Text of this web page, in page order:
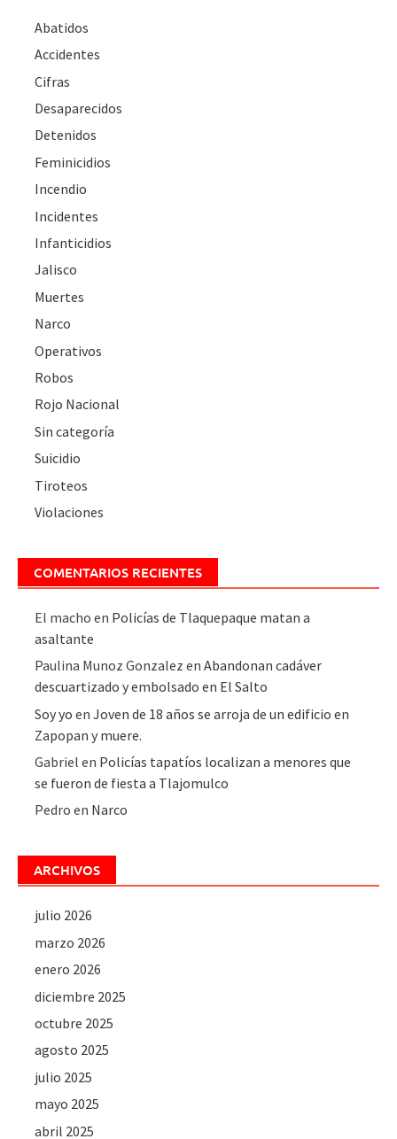
Abatidos
Accidentes
Cifras
Desaparecidos
Detenidos
Feminicidios
Incendio
Incidentes
Infanticidios
Jalisco
Muertes
Narco
Operativos
Robos
Rojo Nacional
Sin categoría
Suicidio
Tiroteos
Violaciones
COMENTARIOS RECIENTES
El macho en Policías de Tlaquepaque matan a
asaltante
Paulina Munoz Gonzalez enAbandonan cadáver
descuartizado y embolsado en El Salto
Soy yo enJoven de 18 años se arroja de un edificio en
Zapopan y muere.
Gabriel en Policías tapatíos localizan a menores que
se fueron de fiesta a Tlajomulco
Pedro en Narco
ARCHIVOS
julio 2026
marzo 2026
enero 2026
diciembre 2025
octubre 2025
agosto 2025
julio 2025
mayo 2025
abril 2025